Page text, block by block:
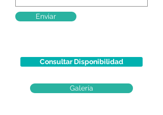
Enviar
Consultar Disponibilidad
Galería